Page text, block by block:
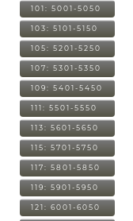
101: 5001-5050
103: 5101-5150
105: 5201-5250
107: 5301-5350
109: 5401-5450
111: 5501-5550
113: 5601-5650
115: 5701-5750
117: 5801-5850
119: 5901-5950
121: 6001-6050